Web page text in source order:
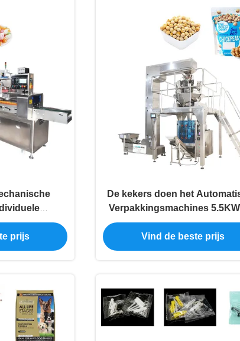
2.5kw
prijs
De kekers doen het
Verpakkingsmachines 5.5KW
Wegen Vullen en het
zakken
Vind de beste prijs